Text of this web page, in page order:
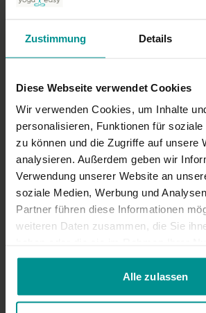
Zustimmung Details
Diese Webseite verwendet Cookies
Wir verwenden Cookies, um Inhalte
personalisieren, Funktionen für soziale
zu können und die Zugriffe auf unsere
analysieren. Außerdem geben wir
Verwendung unserer Website an
soziale Medien, Werbung und
Partner führen diese Informationen
weiteren Daten zusammen, die Sie
gesammelt haben.
Alle zulassen
schöne kurze einheit
Christine S.
Mehr laden
Ähnliche Videos